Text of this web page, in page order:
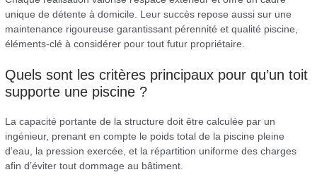
unique de détente à domicile. Leur succès repose aussi sur une
maintenance rigoureuse garantissant pérennité et qualité piscine,
éléments-clé à considérer pour tout futur propriétaire.
Quels sont les critères principaux pour qu’un toit
supporte une piscine ?
La capacité portante de la structure doit être calculée par un
ingénieur, prenant en compte le poids total de la piscine pleine
d’eau, la pression exercée, et la répartition uniforme des charges
afin d’éviter tout dommage au bâtiment.